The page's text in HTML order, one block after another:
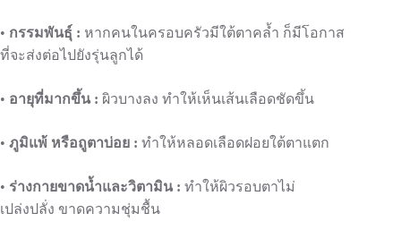
• กรรมพันธุ์ : หากคนในครอบครัวมีใต้ตาคล้ำ ก็มีโอกาส
ที่จะส่งต่อไปยังรุ่นลูกได้
• อายุที่มากขึ้น : ผิวบางลง ทำให้เห็นเส้นเลือดชัดขึ้น
• ภูมิแพ้ หรือถูตาบ่อย : ทำให้หลอดเลือดฝอยใต้ตาแตก
• ร่างกายขาดน้ำและวิตามิน : ทำให้ผิวรอบตาไม่
เปล่งปลั่ง ขาดความชุ่มชื้น